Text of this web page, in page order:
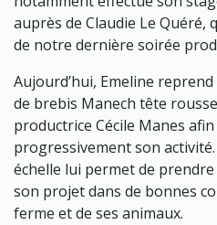
auprès de Claudie Le Quéré,
de notre dernière soirée
Aujourd’hui, Emeline
de brebis Manech tête
productrice Cécile Manes
progressivement son
échelle lui permet de
son projet dans de bonnes
ferme et de ses animaux.